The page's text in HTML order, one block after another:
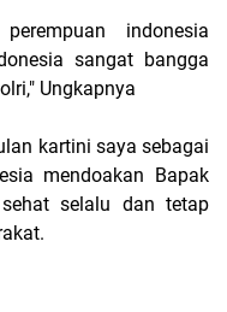
indonesia
sangat bangga
Ungkapnya
kartini saya sebagai
mendoakan Bapak
selalu dan tetap